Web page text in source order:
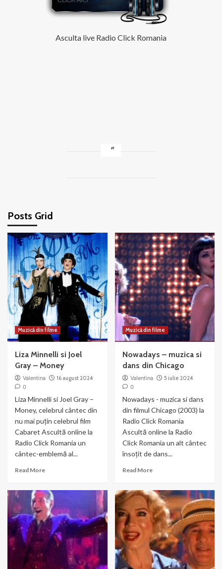
Asculta live Radio Click Romania
Posts Grid
Muzică din filme
Liza Minnelli si Joel
Gray – Money
Valentina
16 august 2024
0
Liza Minnelli si Joel Gray –
Money, celebrul cântec din
nu mai puțin celebrul film
Cabaret Ascultă online la
Radio Click Romania un
cântec-emblemă al...
Read MoreRead
Liza
Minnelli
si
Joel
Gray
–
Muzică din filme
Nowadays – muzica si
dans din Chicago
Valentina
5 iulie 2024
0
Nowadays - muzica si dans
din filmul Chicago (2003) la
Radio Click Romania
Ascultă online la Radio
Click Romania un alt cântec
însoțit de dans...
Read MoreRead
Nowadays
–
muzica
si
dans
din
Chicago